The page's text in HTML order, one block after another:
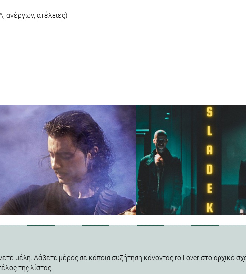
ανέργων, ατέλειες)
μέλη. Λάβετε μέρος σε κάποια συζήτηση κάνοντας roll-over στο αρχικό
της λίστας.